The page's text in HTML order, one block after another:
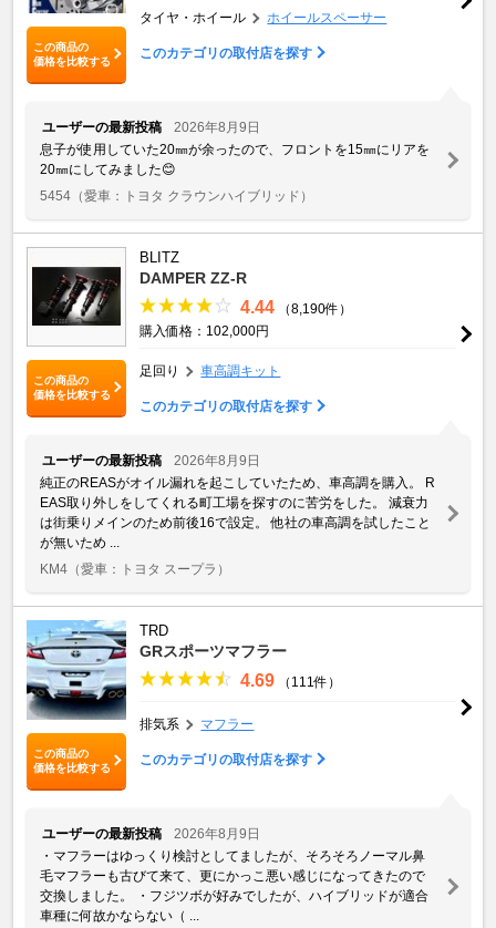
この商品の
価格を比較する
タイヤ・ホイール ホイールスペーサー
このカテゴリの取付店を探す
ユーザーの最新投稿
2026年8月9日
息子が使用していた20㎜が余ったので、フロントを15㎜にリアを
20㎜にしてみました😊
5454 （愛車：トヨタ クラウンハイブリッド）
この商品の
価格を比較する
BLITZ
DAMPER ZZ-R
4.44
（8,190件）
購入価格：102,000円
足回り 車高調キット
このカテゴリの取付店を探す
ユーザーの最新投稿
2026年8月9日
純正のREASがオイル漏れを起こしていたため、車高調を購入。 R
EAS取り外しをしてくれる町工場を探すのに苦労をした。 減衰力
は街乗りメインのため前後16で設定。 他社の車高調を試したこと
が無いため ...
KM4 （愛車：トヨタ スープラ）
この商品の
価格を比較する
TRD
GRスポーツマフラー
4.69 （111件）
排気系 マフラー
このカテゴリの取付店を探す
ユーザーの最新投稿
2026年8月9日
・マフラーはゆっくり検討としてましたが、そろそろノーマル鼻
毛マフラーも古びて来て、更にかっこ悪い感じになってきたので
交換しました。 ・フジツボが好みでしたが、ハイブリッドが適合
車種に何故かならない（ ...